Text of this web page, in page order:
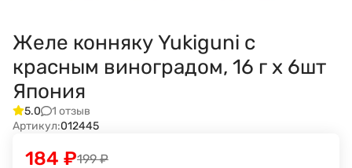
Желе конняку Yukiguni с
красным виноградом, 16 г х 6шт
Япония
5.0
1 отзыв
Артикул:012445
199 ₽
184 ₽